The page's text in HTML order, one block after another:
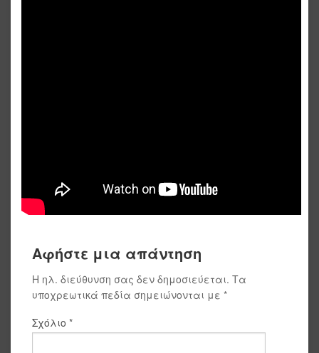
Αφήστε μια απάντηση
Η ηλ. διεύθυνση σας δεν δημοσιεύεται. Τα
υποχρεωτικά πεδία σημειώνονται με *
Σχόλιο *